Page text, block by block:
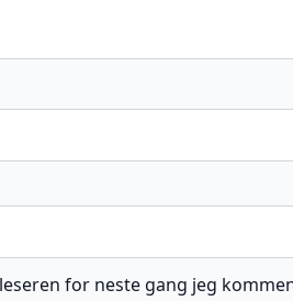
for neste gang jeg